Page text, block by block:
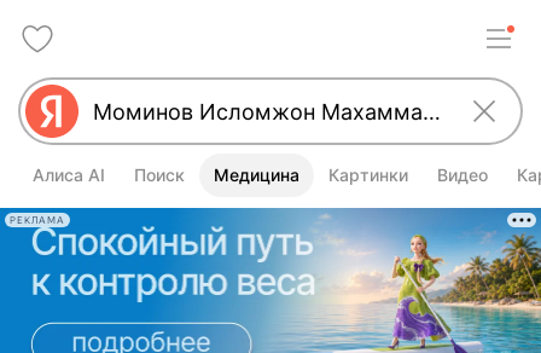
Алиса AI Поиск Медицина Картинки Видео
РЕКЛАМА